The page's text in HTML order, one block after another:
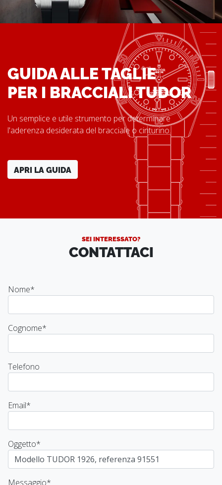
GUIDA ALLE TAGLIE
PER I BRACCIALI TUDOR
Un semplice e utile strumento per determinare
l'aderenza desiderata del bracciale o cinturino.
APRI LA GUIDA
SEI INTERESSATO?
CONTATTACI
Nome*
Cognome*
Telefono
Email*
Oggetto*
Messaggio*